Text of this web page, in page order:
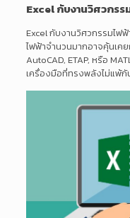
Excel กับงานวิศวกรร
Excel กับงานวิศวกรรมไฟ
ไฟฟ้าจำนวนมากอาจคุ้นเค
AutoCAD, ETAP, หรือ
เครื่องมือที่ทรงพลังไม่แพ้กั